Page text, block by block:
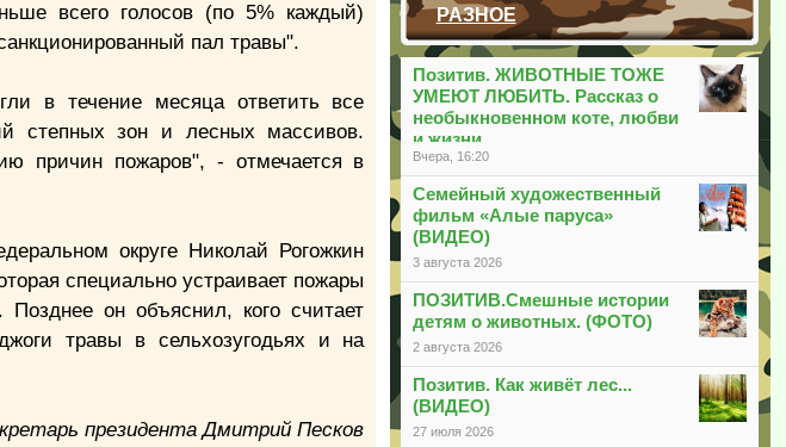
РАЗНОЕ
Позитив. ЖИВОТНЫЕ ТОЖЕ
УМЕЮТ ЛЮБИТЬ. Рассказ о
необыкновенном коте, любви
и жизни
Вчера, 16:20
Семейный художественный
фильм «Алые паруса»
(ВИДЕО)
3 августа 2026
ПОЗИТИВ.Смешные истории
детям о животных. (ФОТО)
2 августа 2026
Позитив. Как живёт лес...
(ВИДЕО)
27 июля 2026
всего голосов (по 5% каждый)
пал травы".
в течение месяца ответить все
степных зон и лесных массивов.
причин пожаров", - отмечается в
округе Николай Рогожкин
специально устраивает пожары
он объяснил, кого считает
травы в сельхозугодьях и на
президента Дмитрий Песков